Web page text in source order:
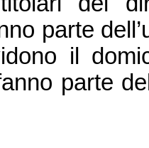
parte
il
parte